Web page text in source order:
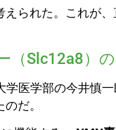
られた。これが
（Slc12a8）
医学部の今井慎
だ。